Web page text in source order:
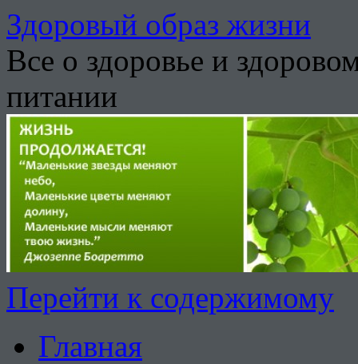
Здоровый образ жизни
Все о здоровье и
питании
Перейти к содержимому
Главная